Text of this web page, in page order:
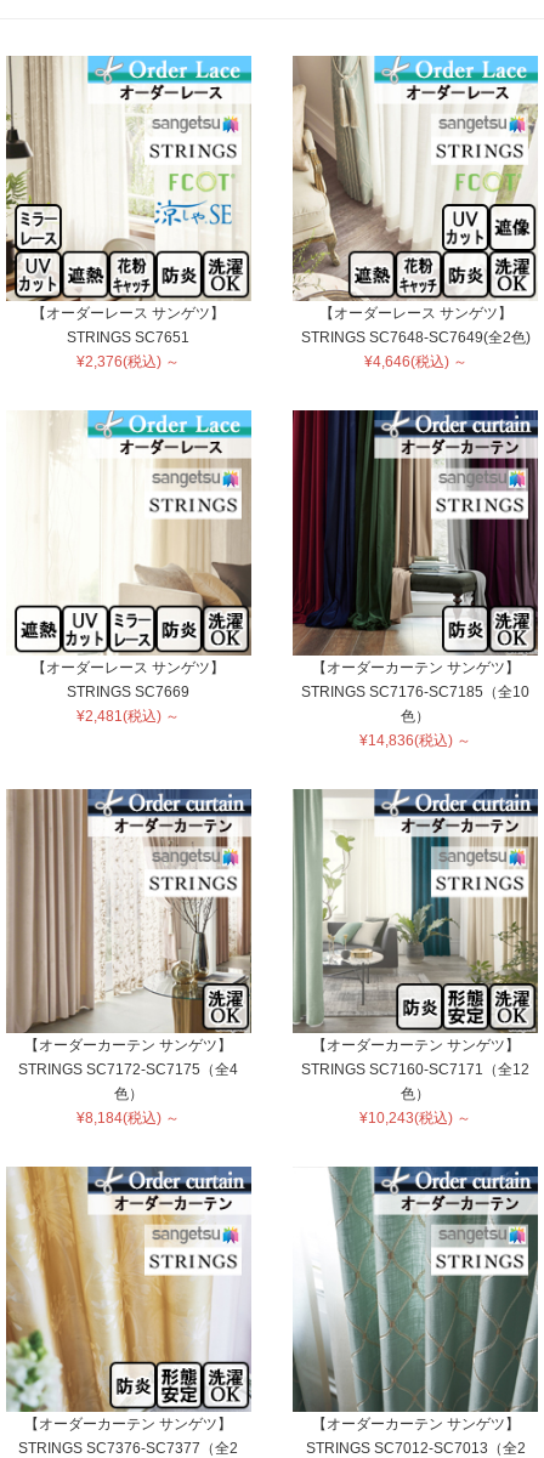
【オーダーレース サンゲツ】
STRINGS SC7651
¥2,376(税込) ～
【オーダーレース サンゲツ】
STRINGS SC7648-SC7649(全2色)
¥4,646(税込) ～
【オーダーレース サンゲツ】
STRINGS SC7669
¥2,481(税込) ～
【オーダーカーテン サンゲツ】
STRINGS SC7176-SC7185（全10
色）
¥14,836(税込) ～
【オーダーカーテン サンゲツ】
STRINGS SC7172-SC7175（全4
色）
¥8,184(税込) ～
【オーダーカーテン サンゲツ】
STRINGS SC7160-SC7171（全12
色）
¥10,243(税込) ～
【オーダーカーテン サンゲツ】
STRINGS SC7376-SC7377（全2
【オーダーカーテン サンゲツ】
STRINGS SC7012-SC7013（全2